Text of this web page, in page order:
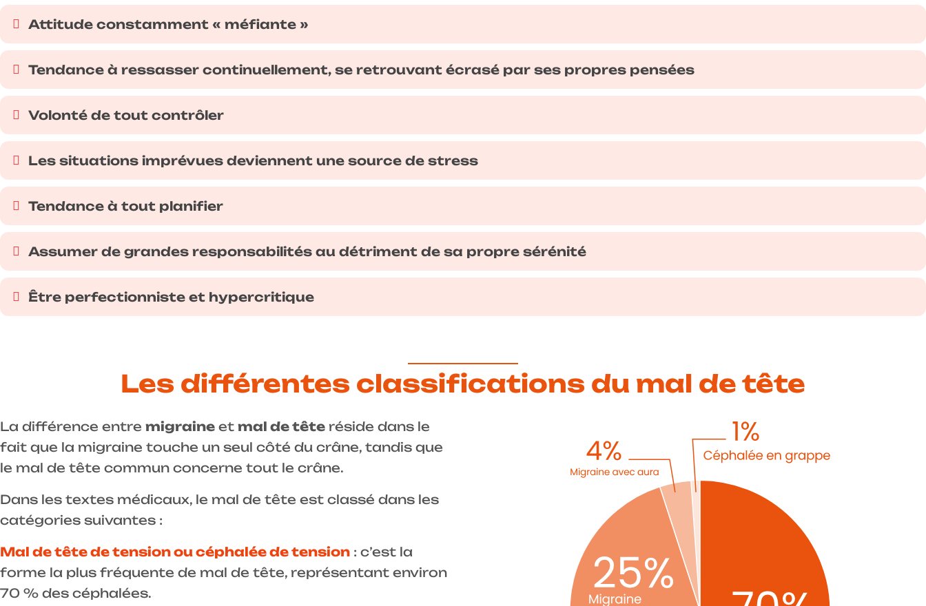
Attitude constamment « méfiante »
Tendance à ressasser continuellement, se retrouvant écrasé par ses propres pensées
Volonté de tout contrôler
Les situations imprévues deviennent une source de stress
Tendance à tout planifier
Assumer de grandes responsabilités au détriment de sa propre sérénité
Être perfectionniste et hypercritique
Les différentes classifications du mal de tête
La différence entre migraine et mal de tête réside dans le
fait que la migraine touche un seul côté du crâne, tandis que
le mal de tête commun concerne tout le crâne.
Dans les textes médicaux, le mal de tête est classé dans les
catégories suivantes :
Mal de tête de tension ou céphalée de tension : c’est la
forme la plus fréquente de mal de tête, représentant environ
70 % des céphalées.